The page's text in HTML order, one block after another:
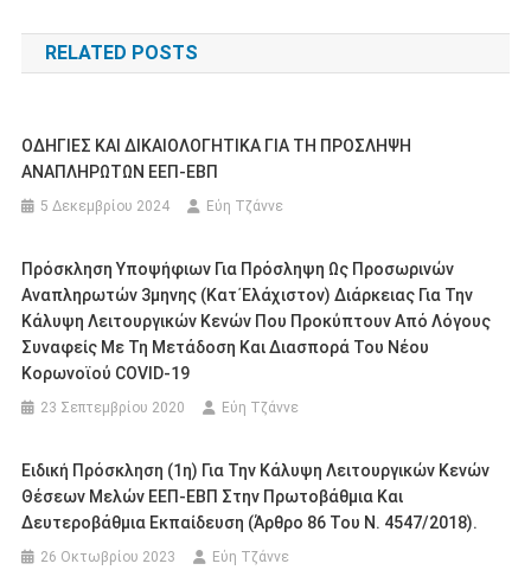
άρθρων
RELATED POSTS
ΟΔΗΓΙΕΣ ΚΑΙ ΔΙΚΑΙΟΛΟΓΗΤΙΚΑ ΓΙΑ ΤΗ ΠΡΟΣΛΗΨΗ
ΑΝΑΠΛΗΡΩΤΩΝ ΕΕΠ-ΕΒΠ
5 Δεκεμβρίου 2024 Εύη Τζάννε
Πρόσκληση Υποψήφιων Για Πρόσληψη Ως Προσωρινών
Αναπληρωτών 3μηνης (κατ΄ελάχιστον) Διάρκειας Για Την
Κάλυψη Λειτουργικών Κενών Που Προκύπτουν Από Λόγους
Συναφείς Με Τη Μετάδοση Και Διασπορά Του Νέου
Κορωνοϊού COVID-19
23 Σεπτεμβρίου 2020 Εύη Τζάννε
Ειδική Πρόσκληση (1η) Για Την Κάλυψη Λειτουργικών Κενών
Θέσεων Μελών ΕΕΠ-ΕΒΠ Στην Πρωτοβάθμια Και
Δευτεροβάθμια Εκπαίδευση (άρθρο 86 Του Ν. 4547/2018).
26 Οκτωβρίου 2023 Εύη Τζάννε